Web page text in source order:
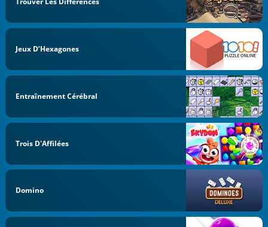
Jeux D’Hexagones
Entraînement Cérébral
Trois D'Affilées
Domino